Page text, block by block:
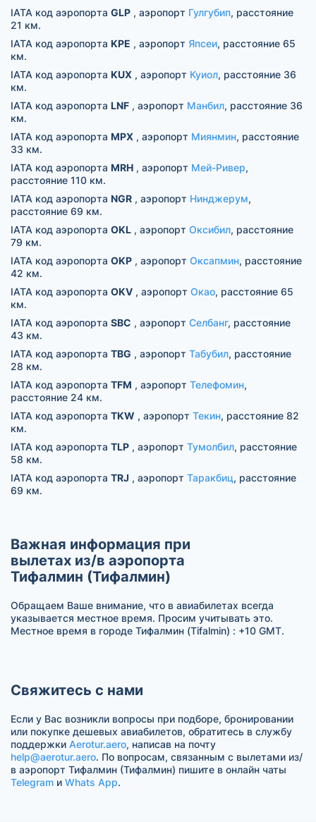
IATA код аэропорта GLP , аэропорт Гулгубип, расстояние
21 км.
IATA код аэропорта KPE , аэропорт Япсеи, расстояние 65
км.
IATA код аэропорта KUX , аэропорт Куиол, расстояние 36
км.
IATA код аэропорта LNF , аэропорт Манбил, расстояние 36
км.
IATA код аэропорта MPX , аэропорт Миянмин, расстояние
33 км.
IATA код аэропорта MRH , аэропорт Мей-Ривер,
расстояние 110 км.
IATA код аэропорта NGR , аэропорт Нинджерум,
расстояние 69 км.
IATA код аэропорта OKL , аэропорт Оксибил, расстояние
79 км.
IATA код аэропорта OKP , аэропорт Оксапмин, расстояние
42 км.
IATA код аэропорта OKV , аэропорт Окао, расстояние 65
км.
IATA код аэропорта SBC , аэропорт Селбанг, расстояние
43 км.
IATA код аэропорта TBG , аэропорт Табубил, расстояние
28 км.
IATA код аэропорта TFM , аэропорт Телефомин,
расстояние 24 км.
IATA код аэропорта TKW , аэропорт Текин, расстояние 82
км.
IATA код аэропорта TLP , аэропорт Тумолбил, расстояние
58 км.
IATA код аэропорта TRJ , аэропорт Таракбиц, расстояние
69 км.
Важная информация при
вылетах из/в аэропорта
Тифалмин (Тифалмин)
Обращаем Ваше внимание, что в авиабилетах всегда
указывается местное время. Просим учитывать это.
Местное время в городе Тифалмин (Tifalmin) : +10 GMT.
Свяжитесь с нами
Если у Вас возникли вопросы при подборе, бронировании
или покупке дешевых авиабилетов, обратитесь в службу
поддержки Aerotur.aero, написав на почту
help@aerotur.aero. По вопросам, связанным с вылетами из/
в аэропорт Тифалмин (Тифалмин) пишите в онлайн чаты
Telegram и Whats App.